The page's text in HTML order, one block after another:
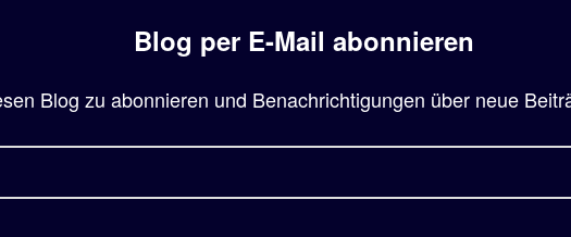
Blog per E-Mail abonnieren
Blog zu abonnieren und Benachrichtigungen über neue